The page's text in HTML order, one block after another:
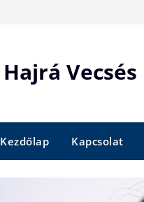
Hajrá Vecsés
Kezdőlap Kapcsolat